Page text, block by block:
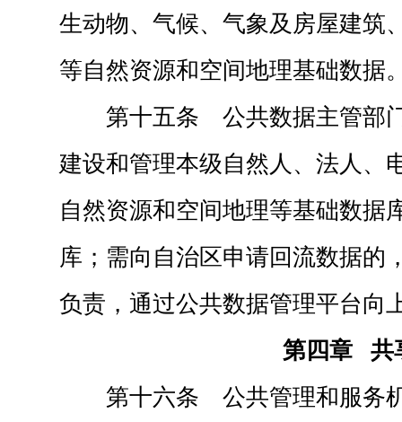
生动物、气候、气象及房屋建筑
等自然资源和空间地理基础数据
第十五条 公共数据主管部
建设和管理本级自然人、法人、
自然资源和空间地理等基础数据
库；需向自治区申请回流数据的
负责，通过公共数据管理平台向
第四章 共
第十六条 公共管理和服务